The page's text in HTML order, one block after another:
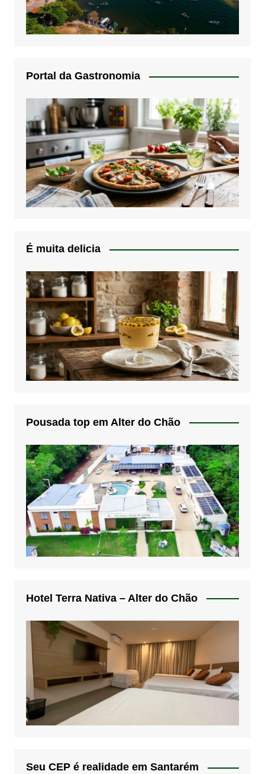
Portal da Gastronomia
É muita delicia
Pousada top em Alter do Chão
Hotel Terra Nativa – Alter do Chão
Seu CEP é realidade em Santarém